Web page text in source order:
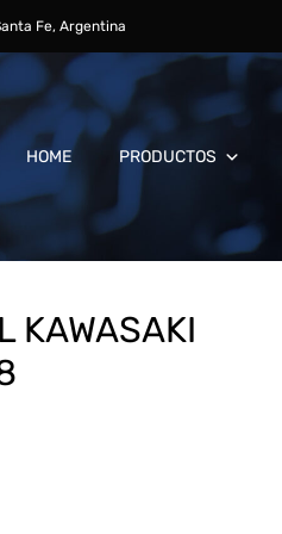
Fe, Argentina
HOME PRODUCTOS
KAWASAKI